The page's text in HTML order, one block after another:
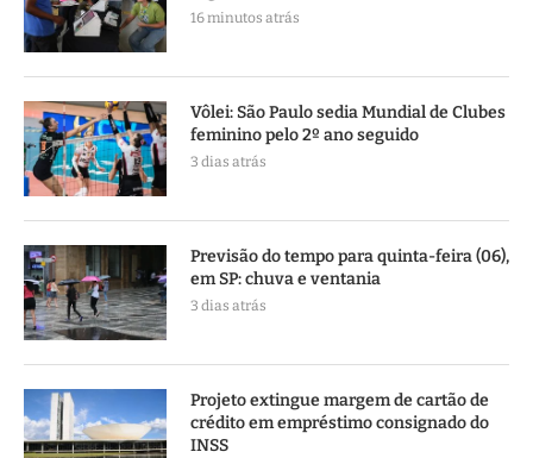
16 minutos atrás
Vôlei: São Paulo sedia Mundial de Clubes
feminino pelo 2º ano seguido
3 dias atrás
Previsão do tempo para quinta-feira (06),
em SP: chuva e ventania
3 dias atrás
Projeto extingue margem de cartão de
crédito em empréstimo consignado do
INSS